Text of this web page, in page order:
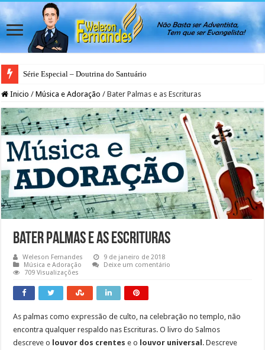
Série Especial – Doutrina do Santuário
Inicio / Música e Adoração / Bater Palmas e as Escrituras
Bater Palmas e as Escrituras
Weleson Fernandes
9 de janeiro de 2018
Música e Adoração
Deixe um comentário
709 Visualizações
As palmas como expressão de culto, na celebração no templo, não
encontra qualquer respaldo nas Escrituras. O livro do Salmos
descreve o louvor dos crentes e o louvor universal. Descreve